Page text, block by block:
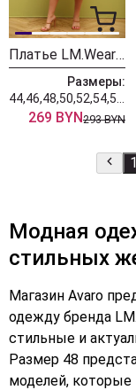
Платье LM.Wear ВИ 3095 терракот
Размеры:
269 BYN293 BYN
1
Модная
стильных
Магазин Avaro
одежду бренда
стильные и
Размер 48
моделей, которые